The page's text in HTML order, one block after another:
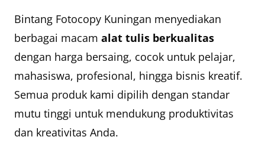
Bintang Fotocopy Kuningan menyediakan
berbagai macam alat tulis berkualitas
dengan harga bersaing, cocok untuk pelajar,
mahasiswa, profesional, hingga bisnis kreatif.
Semua produk kami dipilih dengan standar
mutu tinggi untuk mendukung produktivitas
dan kreativitas Anda.